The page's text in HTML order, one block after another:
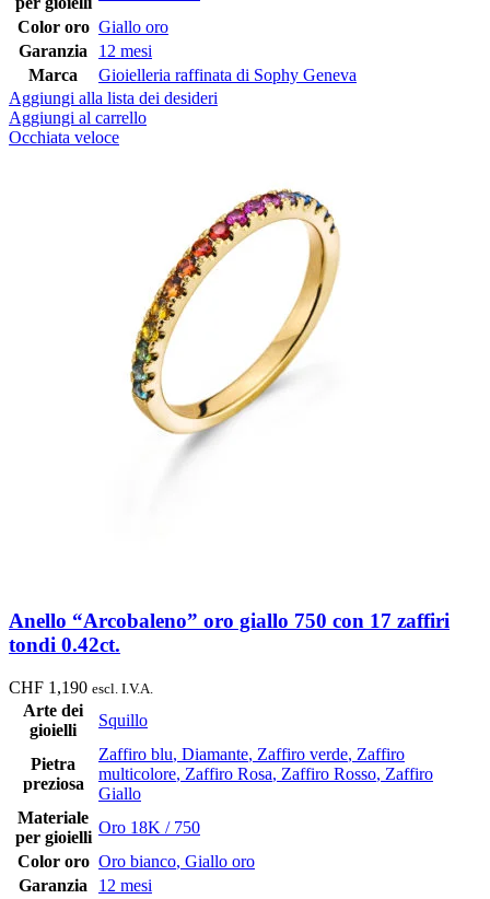
Color oro Giallo oro
Garanzia
12 mesi
Marca
Gioielleria raffinata di Sophy Geneva
Aggiungi alla lista dei desideri
Aggiungi al carrello
Occhiata veloce
Anello “Arcobaleno” oro giallo 750 con 17 zaffiri
tondi 0.42ct.
CHF 1,190 escl. I.V.A.
Arte dei
gioielli
Squillo
Pietra
preziosa
Zaffiro blu, Diamante, Zaffiro verde, Zaffiro
multicolore, Zaffiro Rosa, Zaffiro Rosso, Zaffiro
Giallo
Materiale
per gioielli
Oro 18K / 750
Color oro Oro bianco, Giallo oro
Garanzia
12 mesi